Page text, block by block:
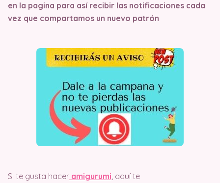
en la pagina para así recibir las notificaciones cada
vez que compartamos un nuevo patrón
Si te gusta hacer amigurumi, aquí te